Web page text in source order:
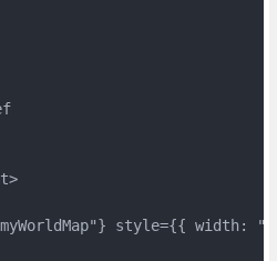
style={{ width: